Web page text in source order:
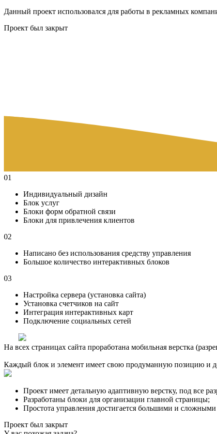
Данный проект использовался для работы в рекламных
Проект был закрыт
01
Индивидуальный дизайн
Блок услуг
Блоки форм обратной связи
Блоки для привлечения клиентов
02
Написано без использования средству управления
Большое количество интерактивных блоков
03
Настройка сервера (установка сайта)
Установка счетчиков на сайт
Интеграция интерактивных карт
Подключение социальных сетей
На всех страницах сайта проработана мобильная верстка
Каждый блок и элемент имеет свою продуманную позицию и
Проект имеет детальную адаптивную верстку, под все
Разработаны блоки для организации главной страницы;
Простота управления достигается большими и
Проект был закрыт